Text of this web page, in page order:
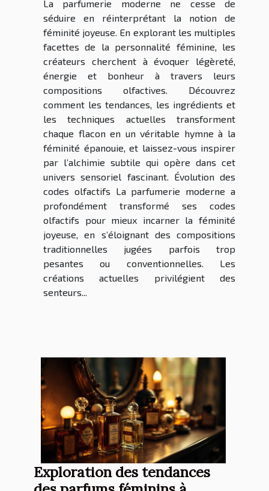
La parfumerie moderne ne cesse de
séduire en réinterprétant la notion de
féminité joyeuse. En explorant les multiples
facettes de la personnalité féminine, les
créateurs cherchent à évoquer légèreté,
énergie et bonheur à travers leurs
compositions olfactives. Découvrez
comment les tendances, les ingrédients et
les techniques actuelles transforment
chaque flacon en un véritable hymne à la
féminité épanouie, et laissez-vous inspirer
par l’alchimie subtile qui opère dans cet
univers sensoriel fascinant. Évolution des
codes olfactifs La parfumerie moderne a
profondément transformé ses codes
olfactifs pour mieux incarner la féminité
joyeuse, en s’éloignant des compositions
traditionnelles jugées parfois trop
pesantes ou conventionnelles. Les
créations actuelles privilégient des
senteurs...
Exploration des tendances